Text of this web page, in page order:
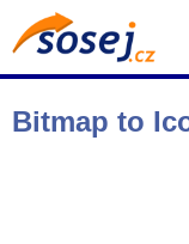
Bitmap to